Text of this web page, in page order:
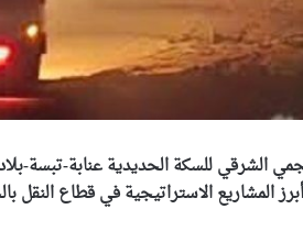
الشرقي للسكة الحديدية عنابة-تبسة-
المشاريع الاستراتيجية في قطاع النقل